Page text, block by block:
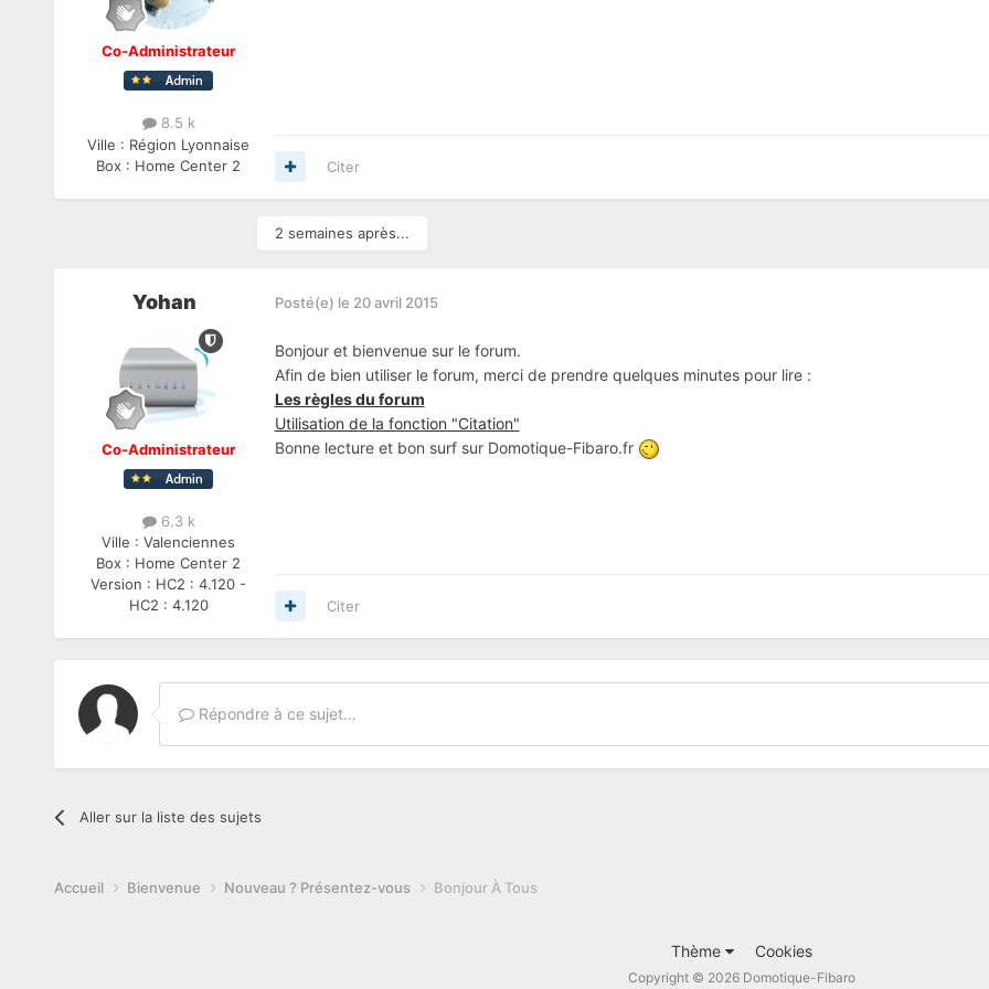
Co-Administrateur
8.5 k
Ville : Région Lyonnaise
Box : Home Center 2 Citer
2 semaines après...
Yohan
Co-Administrateur
6.3 k
Ville :Valenciennes
Box : Home Center 2
Version : HC2 : 4.120 -
HC2 : 4.120
Posté(e) le 20 avril 2015
Bonjour et bienvenue sur le forum.
Afin de bien utiliser le forum, merci de prendre quelques minutes pour lire :
Les règles du forum
Utilisation de la fonction "Citation"
Bonne lecture et bon surf sur Domotique-Fibaro.fr
Citer
Répondre à ce sujet…
Aller sur la liste des sujets
Accueil Bienvenue Nouveau ? Présentez-vous Bonjour À Tous
Thème Cookies
Copyright © 2026 Domotique-Fibaro